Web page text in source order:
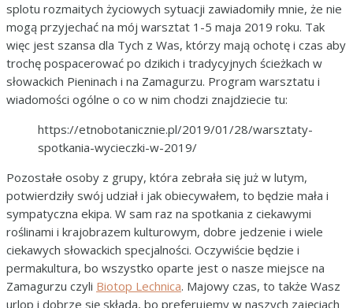
splotu rozmaitych życiowych sytuacji zawiadomiły mnie, że nie
mogą przyjechać na mój warsztat 1-5 maja 2019 roku. Tak
więc jest szansa dla Tych z Was, którzy mają ochotę i czas aby
trochę pospacerować po dzikich i tradycyjnych ścieżkach w
słowackich Pieninach i na Zamagurzu. Program warsztatu i
wiadomości ogólne o co w nim chodzi znajdziecie tu:
https://etnobotanicznie.pl/2019/01/28/warsztaty-
spotkania-wycieczki-w-2019/
Pozostałe osoby z grupy, która zebrała się już w lutym,
potwierdziły swój udział i jak obiecywałem, to będzie mała i
sympatyczna ekipa. W sam raz na spotkania z ciekawymi
roślinami i krajobrazem kulturowym, dobre jedzenie i wiele
ciekawych słowackich specjalności. Oczywiście będzie i
permakultura, bo wszystko oparte jest o nasze miejsce na
Zamagurzu czyli Biotop Lechnica. Majowy czas, to także Wasz
urlop i dobrze się składa, bo preferujemy w naszych zajęciach